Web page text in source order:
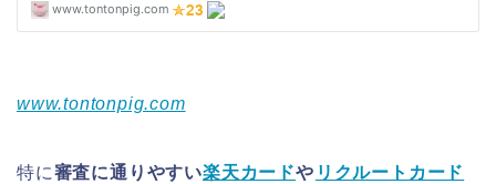
www.tontonpig.com
特に審査に通りやすい楽天カードや リクルートカード